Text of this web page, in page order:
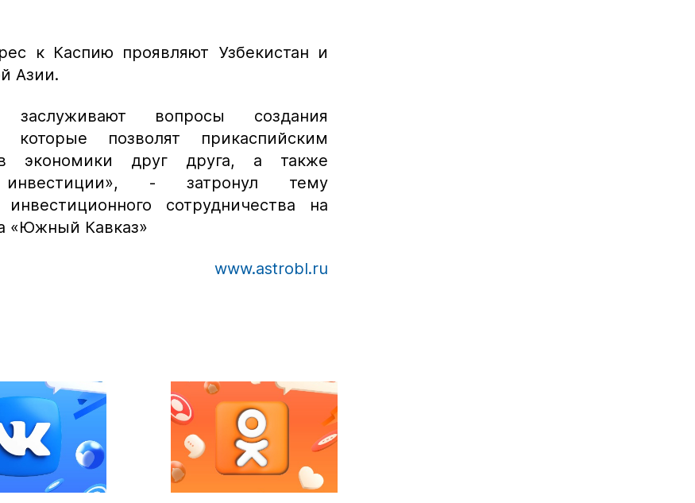
к Каспию проявляют Узбекистан и
Азии.
заслуживают вопросы создания
которые позволят прикаспийским
экономики друг друга, а также
инвестиции», - затронул тему
сотрудничества на
«Южный Кавказ»
www.astrobl.ru